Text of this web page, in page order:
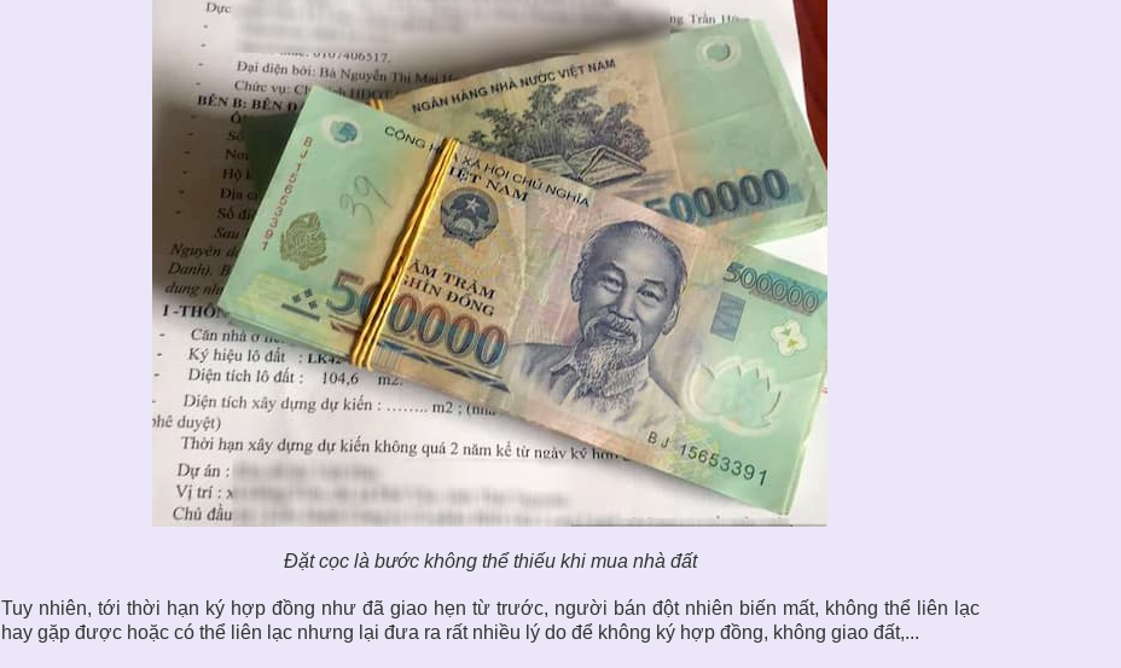
Đặt cọc là bước không thể thiếu khi mua nhà đất
Tuy nhiên, tới thời hạn ký hợp đồng như đã giao hẹn từ trước, người bán đột nhiên biến mất, không thể liên lạc
hay gặp được hoặc có thể liên lạc nhưng lại đưa ra rất nhiều lý do để không ký hợp đồng, không giao đất,...